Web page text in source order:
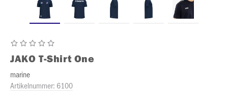
JAKO T-Shirt One
marine
Artikelnummer: 6100